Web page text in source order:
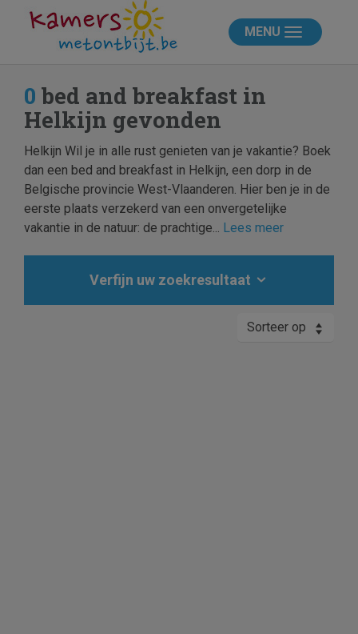
MENU
0 bed and breakfast in
Helkijn gevonden
Helkijn Wil je in alle rust genieten van je vakantie? Boek
dan een bed and breakfast in Helkijn, een dorp in de
Belgische provincie West-Vlaanderen. Hier ben je in de
eerste plaats verzekerd van een onvergetelijke
vakantie in de natuur: de prachtige... Lees meer
Verfijn uw zoekresultaat
Sorteer op